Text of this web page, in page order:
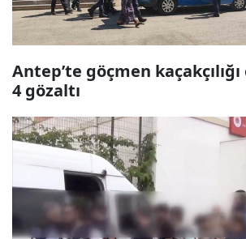
Antep’te göçmen
4 gözaltı